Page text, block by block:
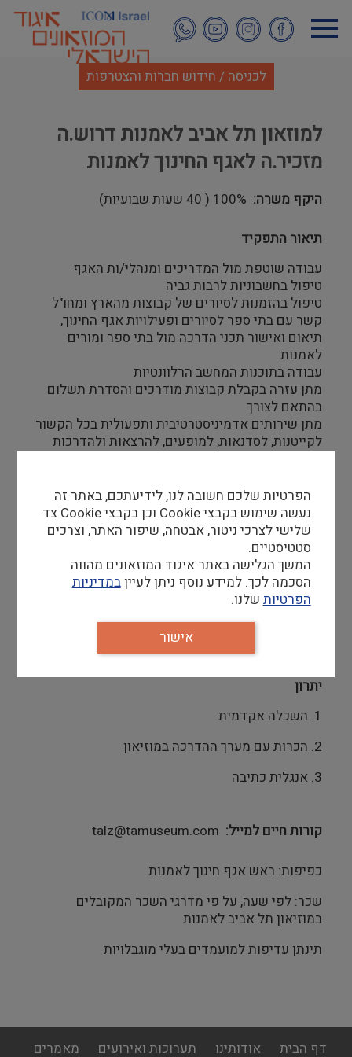
לתוכן
העיקרי
לכניסה / חידוש חברות והצטרפות
למוזאון תל אביב לאמנות דרוש.ה
מזכיר.ה לאגף החינוך לאמנות
היקף משרה 100% ( 40 שעות שבועיות)
תיאור התפקיד
עבודה שוטפת מול המדריכים ומנהלי/ות האגף
טיפול בחשבוניות לרבות גביה
טיפול בהזמנות לסיורים של קבוצות מהארץ ומחו"ל
קשר עם בתי ספר לסיורים ופעילויות אגף החינוך,
תיאום ואישור תכני הדרכה מול בתי ספר ומורים
לאמנות
עבודה בתוכנות המחשב הרלוונטיות
מתן עזרה בקבלת קבוצות מודרכים והסדרת תשלום
בהתאם לצורך
מתן שירותים אדמיניסטרטיבית ותפעולית בכל הקשור
לקייטנות, לסדנאות, למופעים, להרצאות ולהדרכות
דרישות סף
אנגלית ברמה דיבור שוטפת – חובה,
יכולת עבודה בתנאי לחץ
יחסי אנוש טובים מאוד
יכולת למידה מהירה לרבות תוכנות מחשב
שליטה בתוכנות Office — חובה
יתרון
1. השכלה אקדמית
2. הכרות עם מערך ההדרכה במוזיאון
3. אנגלית כתיבה
קורות חיים למייל talz@tamuseum.com
כפיפות: ראש אגף חינוך לאמנות
שכר: לפי שעה, על פי מדרגי השכר המקובלים
במוזיאון תל אביב לאמנות
תינתן עדיפות למועמדים בעלי מוגבלויות
footer
דף הבית אודותינו תערוכות ואירועים מאמרים
הפרטיות שלכם חשובה לנו, לידיעתכם, באתר זה
נעשה שימוש בקבצי Cookie וכן בקבצי Cookie צד
שלישי לצרכי ניטור, אבטחה, שיפור האתר, וצרכים
סטטיסטיים.
המשך הגלישה באתר איגוד המוזאונים מהווה
הסכמה לכך. למידע נוסף ניתן לעייןבמדיניות
הפרטיותשלנו.
אישור